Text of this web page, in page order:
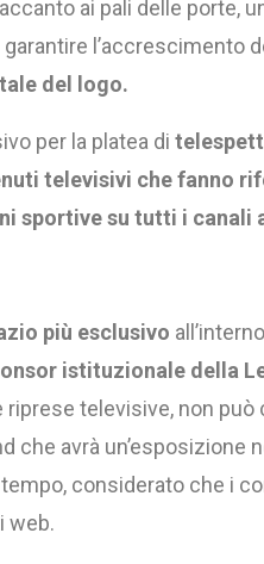
ai pali delle porte,
l’accrescimento
del logo.
per la platea di
televisivi che fanno
sportive su tutti i canali
più esclusivo
istituzionale della
televisive, non può
che avrà un’esposizione
considerato che i
web.